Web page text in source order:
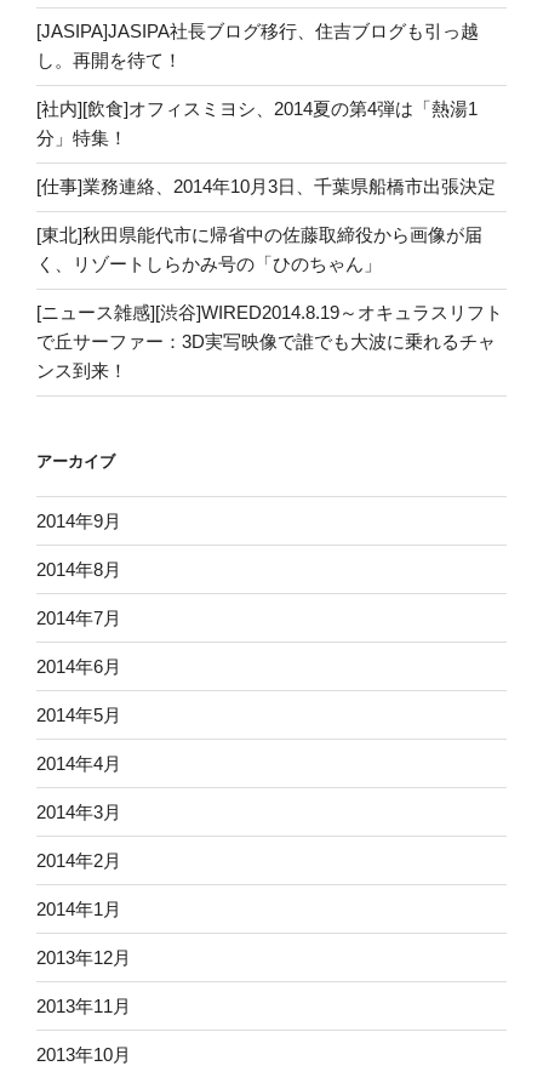
[JASIPA]JASIPA社長ブログ移行、住吉ブログも引っ越
し。再開を待て！
[社内][飲食]オフィスミヨシ、2014夏の第4弾は「熱湯1
分」特集！
[仕事]業務連絡、2014年10月3日、千葉県船橋市出張決定
[東北]秋田県能代市に帰省中の佐藤取締役から画像が届
く、リゾートしらかみ号の「ひのちゃん」
[ニュース雑感][渋谷]WIRED2014.8.19～オキュラスリフト
で丘サーファー：3D実写映像で誰でも大波に乗れるチャ
ンス到来！
アーカイブ
2014年9月
2014年8月
2014年7月
2014年6月
2014年5月
2014年4月
2014年3月
2014年2月
2014年1月
2013年12月
2013年11月
2013年10月